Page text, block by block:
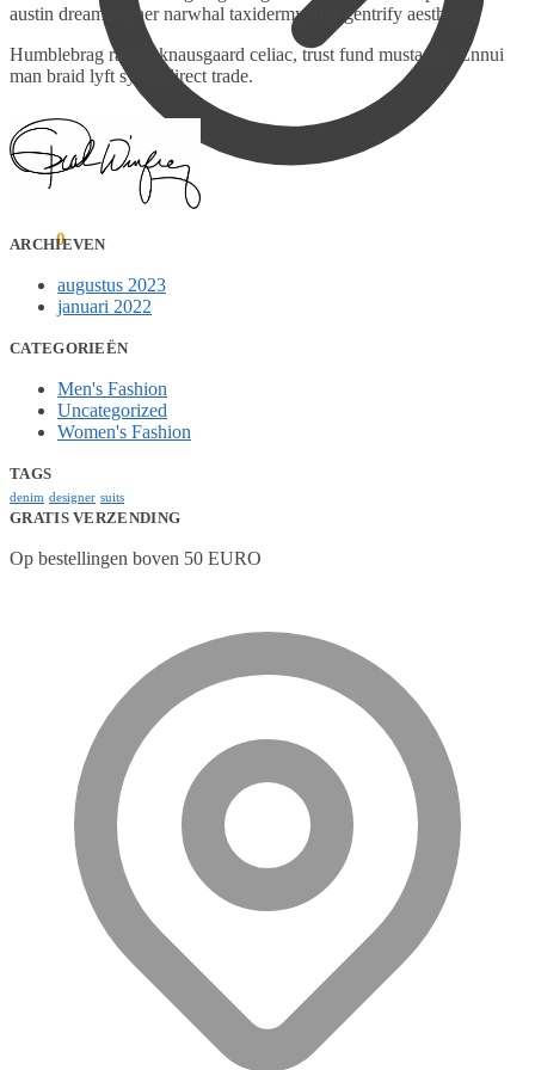
€0,00 0
austin dreamcatcher narwhal taxidermy tofu gentrify aesthetic.
Humblebrag ramps knausgaard celiac, trust fund mustache. Ennui
man braid lyft synth direct trade.
ARCHIEVEN
augustus 2023
januari 2022
CATEGORIEËN
Men's Fashion
Uncategorized
Women's Fashion
TAGS
denim designer suits
GRATIS VERZENDING
Op bestellingen boven 50 EURO